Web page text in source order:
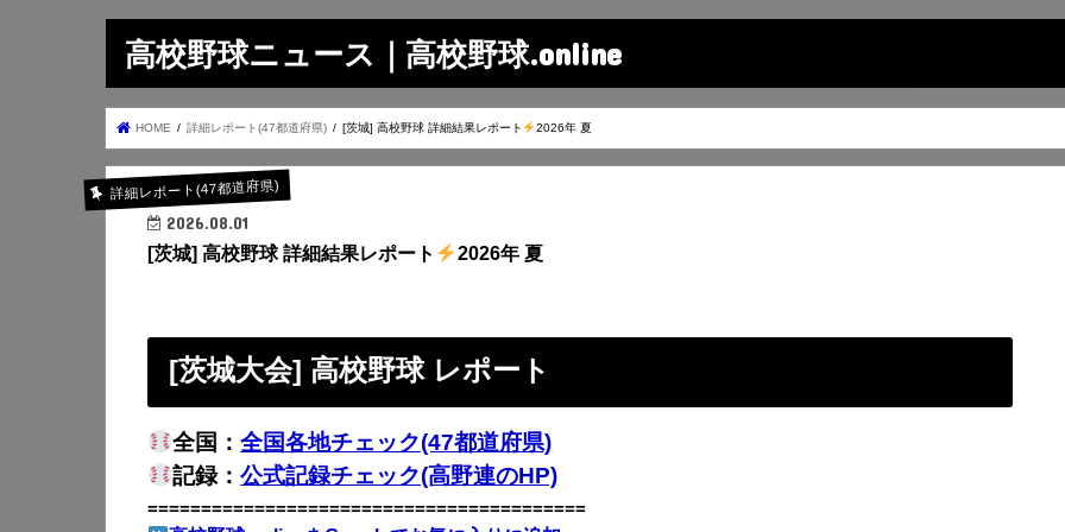
高校野球ニュース｜高校野球.online
HOME 詳細レポート(47都道府県) [茨城] 高校野球 詳細結果レポート 2026年 夏
詳細レポート(47都道府県)
2026.08.01
[茨城] 高校野球 詳細結果レポート 2026年 夏
[茨城大会] 高校野球 レポート
全国：全国各地チェック(47都道府県)
記録：公式記録チェック(高野連のHP)
=========================================